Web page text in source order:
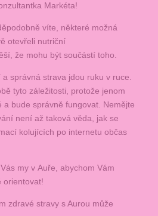
Markéta!
víte, některé možná
otevřeli nutriční
že mohu být součástí toho.
správná strava jdou ruku v ruce.
tyto záležitosti, protože jenom
a bude správně fungovat. Nemějte
není až taková věda, jak se
kolujících po internetu občas
my v Auře, abychom Vám
orientovat!
zdravé stravy s Aurou může